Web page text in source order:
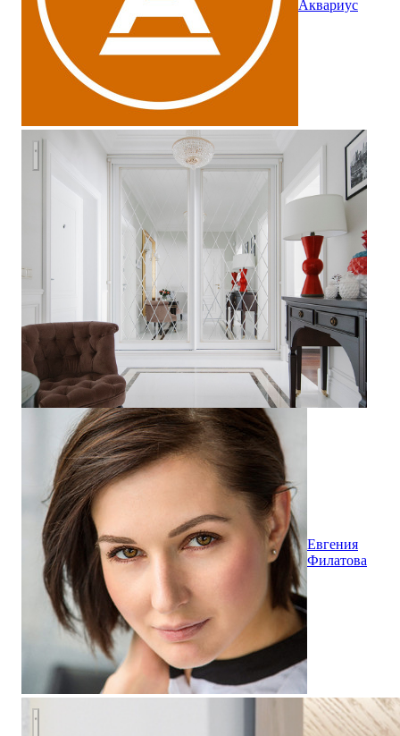
Аквариус
Холл
Евгения
Филатова
Светлый коридор с деревянными дверями и шкафом